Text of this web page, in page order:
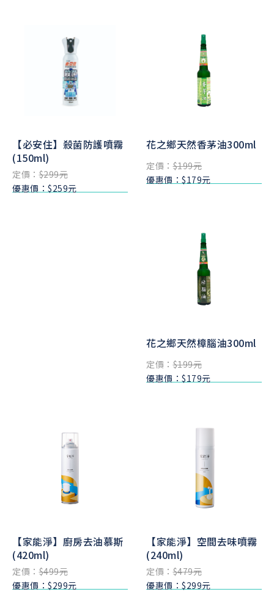
【必安住】殺菌防護噴霧
(150ml)
定價：$299元
優惠價：$259元
花之鄉天然香茅油300ml
定價：$199元
優惠價：$179元
花之鄉天然樟腦油300ml
定價：$199元
優惠價：$179元
【家能淨】廚房去油慕斯
(420ml)
定價：$499元
優惠價：$299元
【家能淨】空間去味噴霧
(240ml)
定價：$479元
優惠價：$299元